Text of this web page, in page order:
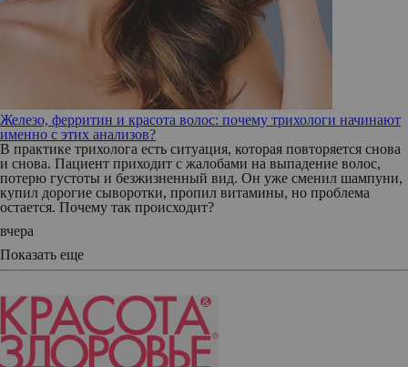
Железо, ферритин и красота волос: почему трихологи начинают
именно с этих анализов?
В практике трихолога есть ситуация, которая повторяется снова
и снова. Пациент приходит с жалобами на выпадение волос,
потерю густоты и безжизненный вид. Он уже сменил шампуни,
купил дорогие сыворотки, пропил витамины, но проблема
остается. Почему так происходит?
вчера
Показать еще